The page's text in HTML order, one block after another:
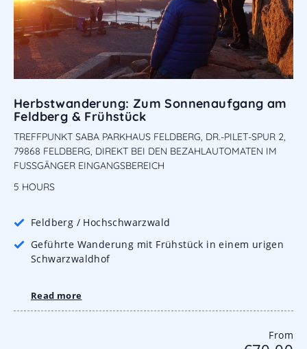
Herbstwanderung: Zum Sonnenaufgang am
Feldberg & Frühstück
TREFFPUNKT SABA PARKHAUS FELDBERG, DR.-PILET-SPUR 2,
79868 FELDBERG, DIREKT BEI DEN BEZAHLAUTOMATEN IM
FUSSGÄNGER EINGANGSBEREICH
5 HOURS
Feldberg / Hochschwarzwald
Geführte Wanderung mit Frühstück in einem urigen
Schwarzwaldhof
Read more
From